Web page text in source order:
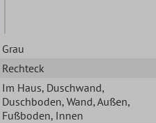
Grau
Rechteck
Im Haus, Duschwand,
Duschboden, Wand, Außen,
Fußboden, Innen